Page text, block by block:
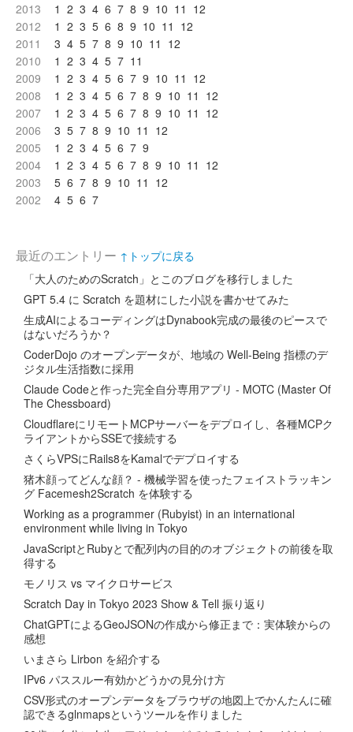
2013
1 2 3 4 6 7 8 9 10 11 12
2012
1 2 3 5 6 8 9 10 11 12
2011
3 4 5 7 8 9 10 11 12
2010
1 2 3 4 5 7 11
2009
1 2 3 4 5 6 7 9 10 11 12
2008
1 2 3 4 5 6 7 8 9 10 11 12
2007
1 2 3 4 5 6 7 8 9 10 11 12
2006
3 5 7 8 9 10 11 12
2005
1 2 3 4 5 6 7 9
2004
1 2 3 4 5 6 7 8 9 10 11 12
2003
5 6 7 8 9 10 11 12
2002
4 5 6 7
最近のエントリー ↑トップに戻る
「大人のためのScratch」とこのブログを移行しました
GPT 5.4 に Scratch を題材にした小説を書かせてみた
生成AIによるコーディングはDynabook完成の最後のピースで
はないだろうか？
CoderDojo のオープンデータが、地域の Well-Being 指標のデ
ジタル生活指数に採用
Claude Codeと作った完全自分専用アプリ - MOTC (Master Of
The Chessboard)
CloudflareにリモートMCPサーバーをデプロイし、各種MCPク
ライアントからSSEで接続する
さくらVPSにRails8をKamalでデプロイする
猪木顔ってどんな顔？ - 機械学習を使ったフェイストラッキン
グ Facemesh2Scratch を体験する
Working as a programmer (Rubyist) in an international
environment while living in Tokyo
JavaScriptとRubyとで配列内の目的のオブジェクトの前後を取
得する
モノリス vs マイクロサービス
Scratch Day in Tokyo 2023 Show & Tell 振り返り
ChatGPTによるGeoJSONの作成から修正まで：実体験からの
感想
いまさら Lirbon を紹介する
IPv6 パススルー有効かどうかの見分け方
CSV形式のオープンデータをブラウザの地図上でかんたんに確
認できるglnmapsというツールを作りました